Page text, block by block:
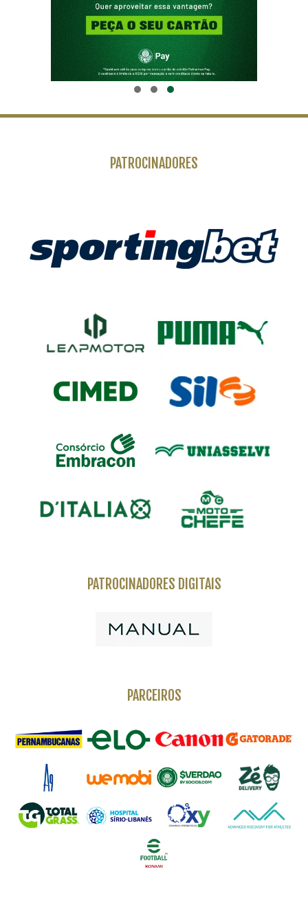
PATROCINADORES
PATROCINADORES DIGITAIS
PARCEIROS